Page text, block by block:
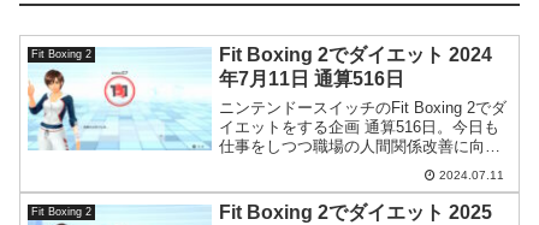
Fit Boxing 2
Fit Boxing 2でダイエット 2024
年7月11日 通算516日
ニンテンドースイッチのFit Boxing 2でダ
イエットをする企画 通算516日。今日も
仕事をしつつ職場の人間関係改善に向け
2024.07.11
Fit Boxing 2
Fit Boxing 2でダイエット 2025